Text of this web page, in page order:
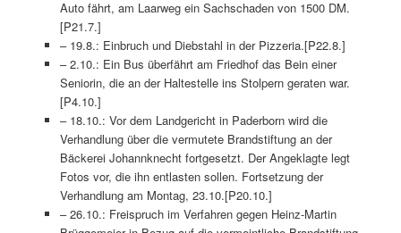
Auto fährt, am Laarweg ein Sachschaden von 1500 DM.
[P21.7.]
– 19.8.: Einbruch und Diebstahl in der Pizzeria.[P22.8.]
– 2.10.: Ein Bus überfährt am Friedhof das Bein einer
Seniorin, die an der Haltestelle ins Stolpern geraten war.
[P4.10.]
– 18.10.: Vor dem Landgericht in Paderborn wird die
Verhandlung über die vermutete Brandstiftung an der
Bäckerei Johannknecht fortgesetzt. Der Angeklagte legt
Fotos vor, die ihn entlasten sollen. Fortsetzung der
Verhandlung am Montag, 23.10.[P20.10.]
– 26.10.: Freispruch im Verfahren gegen Heinz-Martin